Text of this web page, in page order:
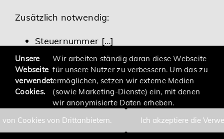
Zusätzlich notwendig:
Steuernummer […]
Datenschutzerklärung
Unsere
Webseite
verwendet
Cookies.
Wir arbeiten ständig daran diese Webseite
für unsere Nutzer zu verbessern. Um das zu
ermöglichen, setzen wir externe Medien
(sowie Marketing-Dienste) ein, mit denen
wir anonymisierte Daten erheben.
Cookies von Drittanbietern.
Ich akzeptiere die